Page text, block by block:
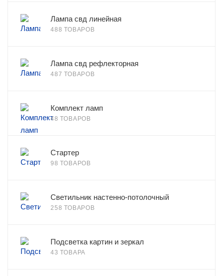
Лампа свд линейная
488 ТОВАРОВ
Лампа свд рефлекторная
487 ТОВАРОВ
Комплект ламп
48 ТОВАРОВ
Стартер
98 ТОВАРОВ
Светильник настенно-потолочный
258 ТОВАРОВ
Подсветка картин и зеркал
43 ТОВАРА